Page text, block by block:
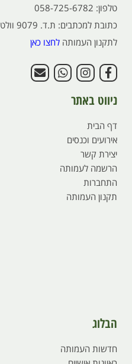
טלפון: 058-725-6782
כתובת למכתבים: ת.ד. 9079 וולטה העלית 1 ירושלים
לתקנון העמותה לחצו כאן
ניווט באתר
דף הבית
אירועים וכנסים
יצירת קשר
הרשמה לעמותה
התחברות
תקנון העמותה
הבלוג
חדשות העמותה